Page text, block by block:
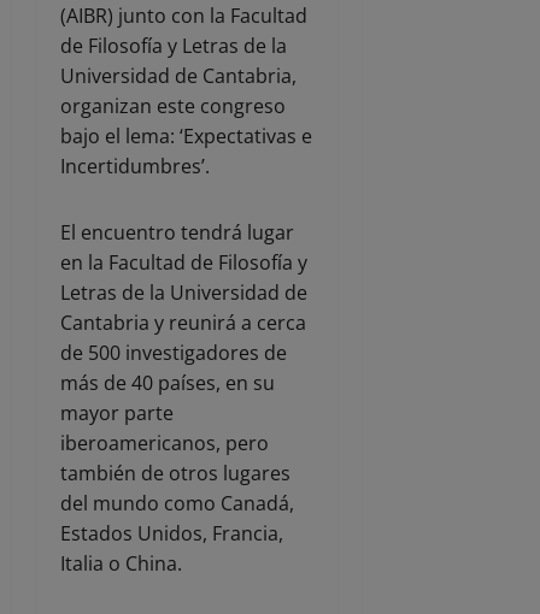
(AIBR) junto con la Facultad
de Filosofía y Letras de la
Universidad de Cantabria,
organizan este congreso
bajo el lema: ‘Expectativas e
Incertidumbres’.
El encuentro tendrá lugar
en la Facultad de Filosofía y
Letras de la Universidad de
Cantabria y reunirá a cerca
de 500 investigadores de
más de 40 países, en su
mayor parte
iberoamericanos, pero
también de otros lugares
del mundo como Canadá,
Estados Unidos, Francia,
Italia o China.